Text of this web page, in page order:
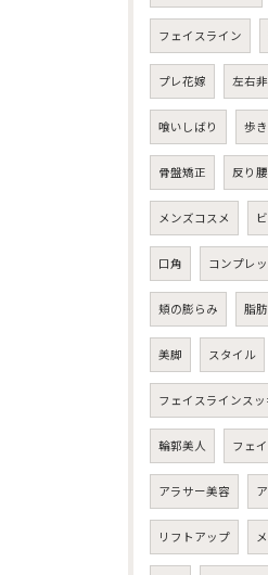
フェイスライン
プレ花嫁 左右
喰いしばり 歩
骨盤矯正 反り腰
メンズコスメ
口角 コンプレ
頬の膨らみ 脂肪
美脚 スタイル
フェイスラインスッ
輪郭美人 フェ
アラサー美容
リフトアップ